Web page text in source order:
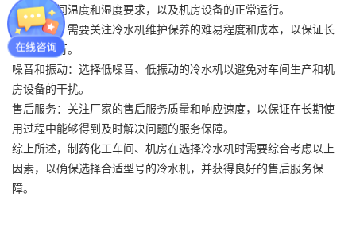
以确保车间温度和湿度要求，以及机房设备的正常运行。
维护保养：需要关注冷水机维护保养的难易程度和成本，以保证长
期稳定运行。
噪音和振动：选择低噪音、低振动的冷水机以避免对车间生产和机
房设备的干扰。
售后服务：关注厂家的售后服务质量和响应速度，以保证在长期使
用过程中能够得到及时解决问题的服务保障。
综上所述，制药化工车间、机房在选择冷水机时需要综合考虑以上
因素，以确保选择合适型号的冷水机，并获得良好的售后服务保
障。